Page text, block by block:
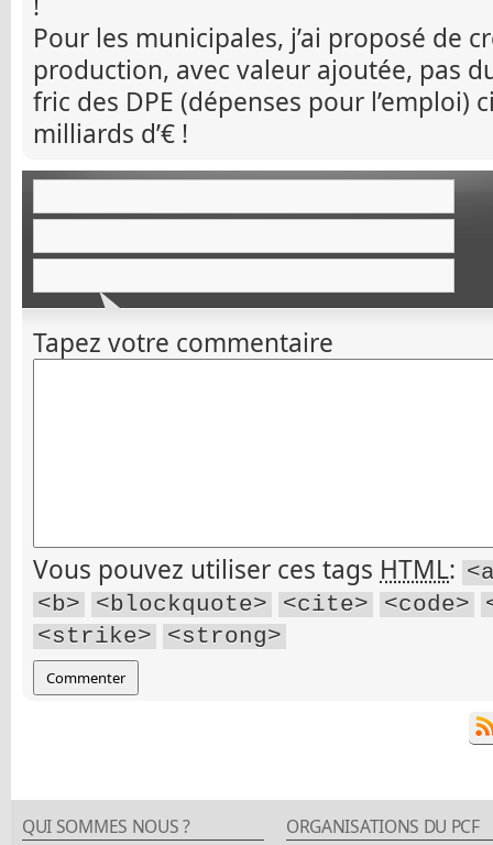
Pour les municipales, j’ai proposé de
production, avec valeur ajoutée, pas
fric des DPE (dépenses pour l’emploi)
milliards d’€ !
Tapez votre commentaire
Vous pouvez utiliser ces tags HTML:
<b>
<blockquote> <cite> <code>
<strike>
<strong>
QUI SOMMES NOUS ? ORGANISATIONS DU PCF